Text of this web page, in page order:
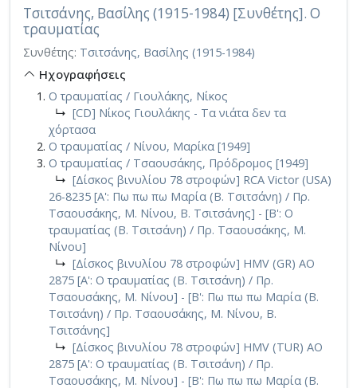
Τσιτσάνης, Βασίλης (1915-1984) [Συνθέτης]. Ο
τραυματίας
Συνθέτης: Τσιτσάνης, Βασίλης (1915-1984)
Ηχογραφήσεις
Ο τραυματίας / Γιουλάκης, Νίκος
↳ [CD] Νίκος Γιουλάκης - Τα νιάτα δεν τα
χόρτασα
Ο τραυματίας / Νίνου, Μαρίκα [1949]
Ο τραυματίας / Τσαουσάκης, Πρόδρομος [1949]
↳ [Δίσκος βινυλίου 78 στροφών] RCA Victor (USA)
26-8235 [Α': Πω πω πω Μαρία (Β. Τσιτσάνη) / Πρ.
Τσαουσάκης, Μ. Νίνου, Β. Τσιτσάνης] - [Β': Ο
τραυματίας (Β. Τσιτσάνη) / Πρ. Τσαουσάκης, Μ.
Νίνου]
↳ [Δίσκος βινυλίου 78 στροφών] HMV (GR) AO
2875 [Α': Ο τραυματίας (Β. Τσιτσάνη) / Πρ.
Τσαουσάκης, Μ. Νίνου] - [Β': Πω πω πω Μαρία (Β.
Τσιτσάνη) / Πρ. Τσαουσάκης, Μ. Νίνου, Β.
Τσιτσάνης]
↳ [Δίσκος βινυλίου 78 στροφών] HMV (TUR) AO
2875 [Α': Ο τραυματίας (Β. Τσιτσάνη) / Πρ.
Τσαουσάκης, Μ. Νίνου] - [Β': Πω πω πω Μαρία (Β.